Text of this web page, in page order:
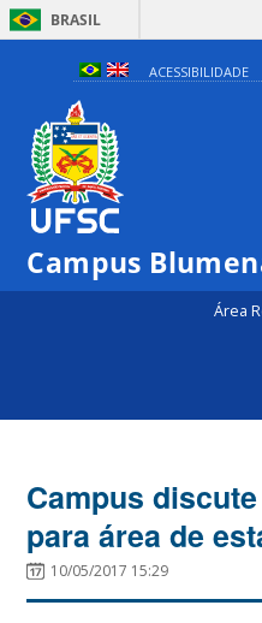
BRASIL
ACESSIBILIDADE
Campus
Área
Campus
para área de
10/05/2017 15:29